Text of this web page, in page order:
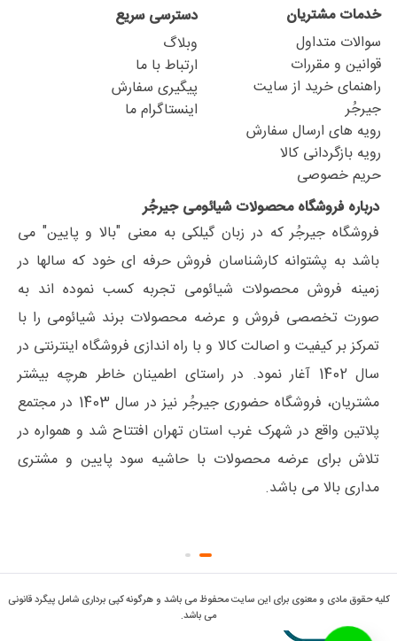
خدمات مشتریان
سوالات متداول
قوانین و مقررات
راهنمای خرید از سایت
جیرجُر
رویه های ارسال سفارش
رویه بازگردانی کالا
حریم خصوصی
دسترسی سریع
وبلاگ
ارتباط با ما
پیگیری سفارش
اینستاگرام ما
درباره فروشگاه محصولات شیائومی جیرجُر
فروشگاه جیرجُر که در زبان گیلکی به معنی "بالا و پایین" می
باشد به پشتوانه کارشناسان فروش حرفه ای خود که سالها در
زمینه فروش محصولات شیائومی تجربه کسب نموده اند به
صورت تخصصی فروش و عرضه محصولات برند شیائومی را با
تمرکز بر کیفیت و اصالت کالا و با راه اندازی فروشگاه اینترنتی در
سال 1402 آغار نمود. در راستای اطمینان خاطر هرچه بیشتر
مشتریان، فروشگاه حضوری جیرجُر نیز در سال 1403 در مجتمع
پلاتین واقع در شهرک غرب استان تهران افتتاح شد و همواره در
تلاش برای عرضه محصولات با حاشیه سود پایین و مشتری
مداری بالا می باشد.
کلیه حقوق مادی و معنوی برای این سایت محفوظ می باشد و هرگونه کپی برداری شامل پیگرد قانونی
می باشد.